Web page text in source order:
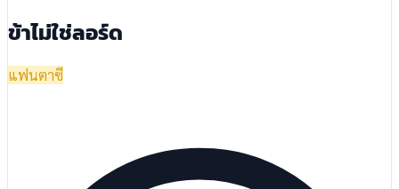
ข้าไม่ใช่ลอร์ด
แฟนตาซี